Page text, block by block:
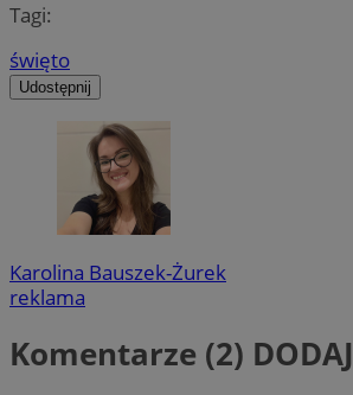
Tagi:
święto
Udostępnij
Karolina Bauszek-Żurek
reklama
Komentarze (2) DODAJ